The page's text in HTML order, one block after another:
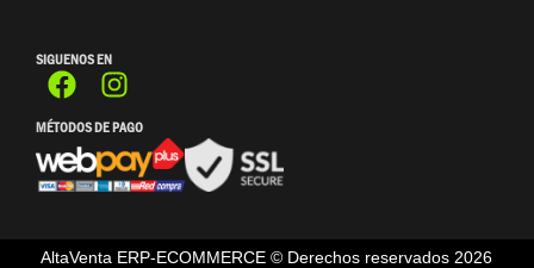
SIGUENOS EN
MÉTODOS DE PAGO
AltaVenta ERP-ECOMMERCE © Derechos reservados 2026